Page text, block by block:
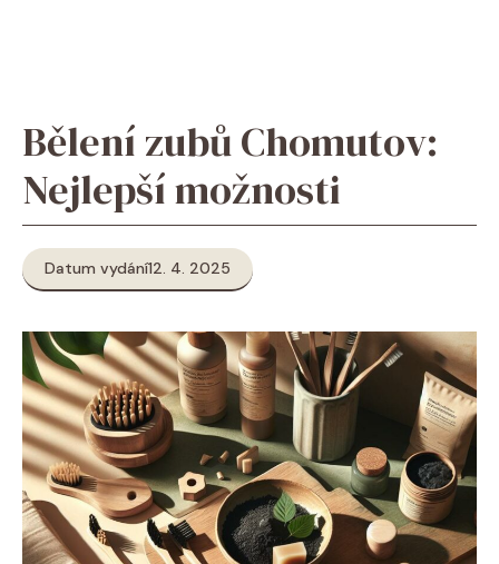
Bělení zubů Chomutov:
Nejlepší možnosti
Datum vydání12. 4. 2025